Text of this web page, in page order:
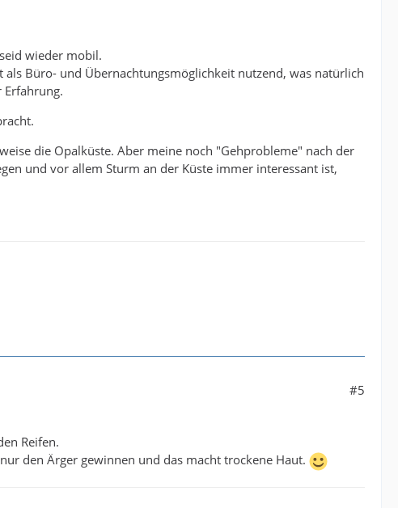
wieder mobil.
Büro- und Übernachtungsmöglichkeit nutzend, was natürlich
Erfahrung.
die Opalküste. Aber meine noch "Gehprobleme" nach der
und vor allem Sturm an der Küste immer interessant ist,
#5
Reifen.
den Ärger gewinnen und das macht trockene Haut.